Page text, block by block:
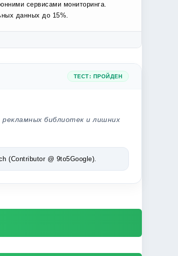
сервисами мониторинга.
данных до 15%.
ТЕСТ: ПРОЙДЕН
библиотек и лишних
(Contributor @ 9to5Google).